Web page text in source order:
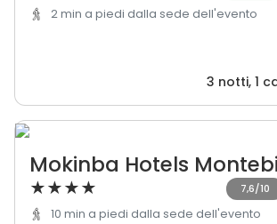
2 min a piedi dalla sede dell'evento
3 notti, 1
Mokinba Hotels
★★★★ 7,6/10
10 min a piedi dalla sede dell'evento